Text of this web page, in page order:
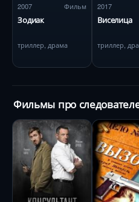
2007 Фильм
Зодиак
триллер, драма
2017
Виселица
триллер,
Фильмы про